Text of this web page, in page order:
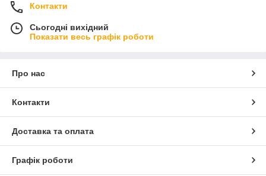
Контакти
Сьогодні вихідний
Показати весь графік роботи
Про нас
Контакти
Доставка та оплата
Графік роботи